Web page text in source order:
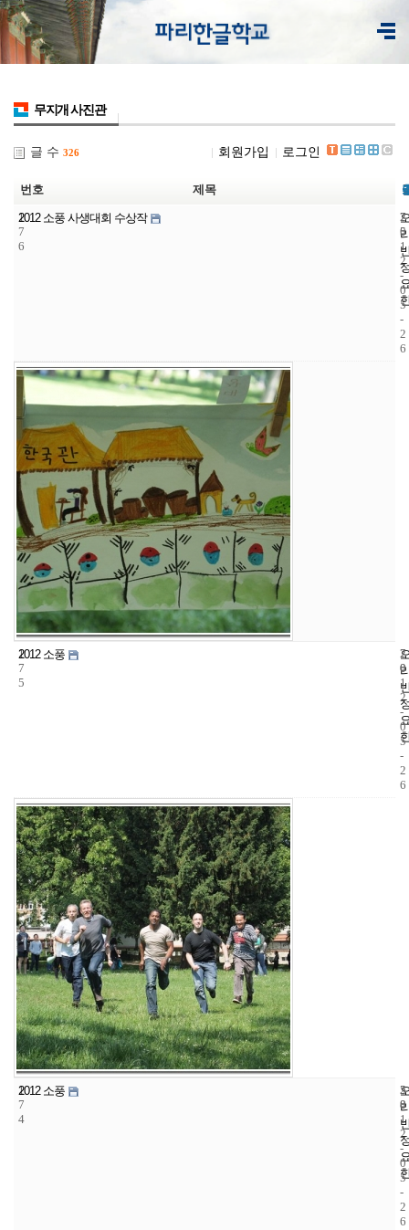
무지개 사진관
글 수 326 회원가입 로그인
번호 제목
1
7
6
2012 소풍 사생대회 수상작
7
5
2
0
1
2
-
0
5
-
2
6
1
7
5
2012 소풍
7
0
2
0
1
2
-
0
5
-
2
6
1
7
4
2012 소풍
5
8
2
0
1
2
-
0
5
-
2
6